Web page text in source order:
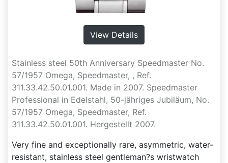
View Details
Stainless steel 50th Anniversary Speedmaster No.
57/1957 Omega, Speedmaster, , Ref.
311.33.42.50.01.001. Made in 2007. Speedmaster
Professional in Edelstahl, 50-jähriges Jubiläum, No.
57/1957 Omega, Speedmaster, Ref.
311.33.42.50.01.001. Hergestellt 2007.
Very fine and exceptionally rare, asymmetric, water-
resistant, stainless steel gentleman?s wristwatch